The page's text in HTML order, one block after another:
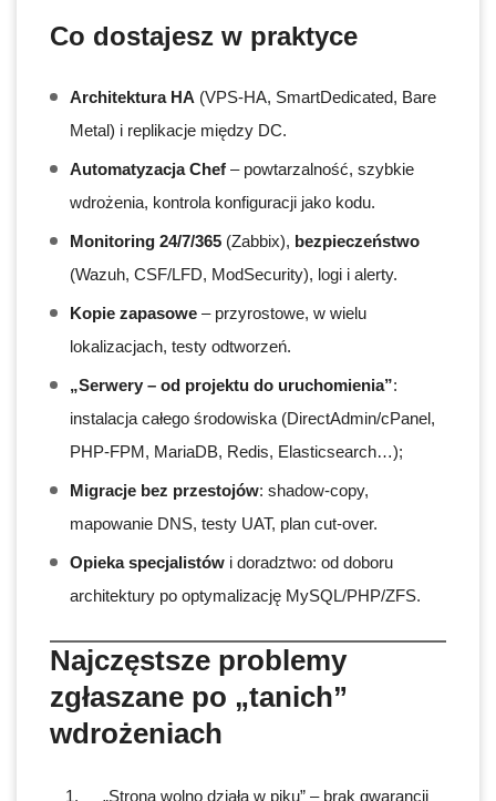
Co dostajesz w praktyce
Architektura HA (VPS-HA, SmartDedicated, Bare
Metal) i replikacje między DC.
Automatyzacja Chef – powtarzalność, szybkie
wdrożenia, kontrola konfiguracji jako kodu.
Monitoring 24/7/365 (Zabbix), bezpieczeństwo
(Wazuh, CSF/LFD, ModSecurity), logi i alerty.
Kopie zapasowe – przyrostowe, w wielu
lokalizacjach, testy odtworzeń.
„Serwery – od projektu do uruchomienia”:
instalacja całego środowiska (DirectAdmin/cPanel,
PHP-FPM, MariaDB, Redis, Elasticsearch…);
Migracje bez przestojów: shadow-copy,
mapowanie DNS, testy UAT, plan cut-over.
Opieka specjalistów i doradztwo: od doboru
architektury po optymalizację MySQL/PHP/ZFS.
Najczęstsze problemy
zgłaszane po „tanich”
wdrożeniach
„Strona wolno działa w piku” – brak gwarancji